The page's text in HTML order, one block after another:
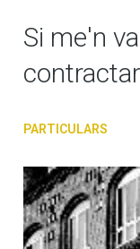
Si me'n
PARTICULARS